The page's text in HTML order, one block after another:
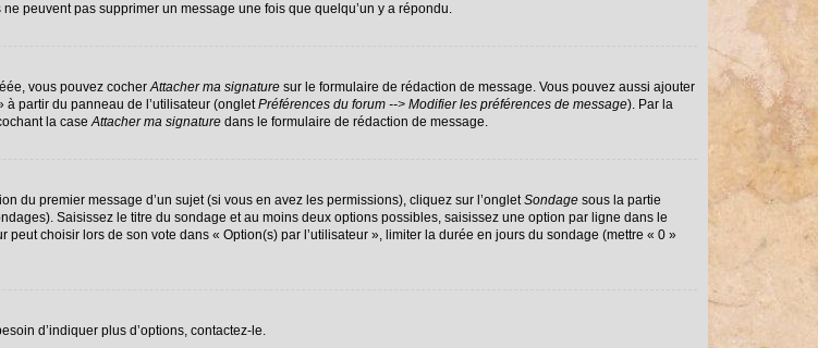
peuvent pas supprimer un message une fois que quelqu’un y a répondu.
vous pouvez cocherAttacher ma signaturesur le formulaire de rédaction de message. Vous pouvez aussi ajouter
à partir du panneau de l’utilisateur (ongletPréférences du forum --> Modifier les préférences de message). Par la
la caseAttacher ma signaturedans le formulaire de rédaction de message.
du premier message d’un sujet (si vous en avez les permissions), cliquez sur l’ongletSondagesous la partie
Saisissez le titre du sondage et au moins deux options possibles, saisissez une option par ligne dans le
choisir lors de son vote dans « Option(s) par l’utilisateur », limiter la durée en jours du sondage (mettre « 0 »
d’indiquer plus d’options, contactez-le.